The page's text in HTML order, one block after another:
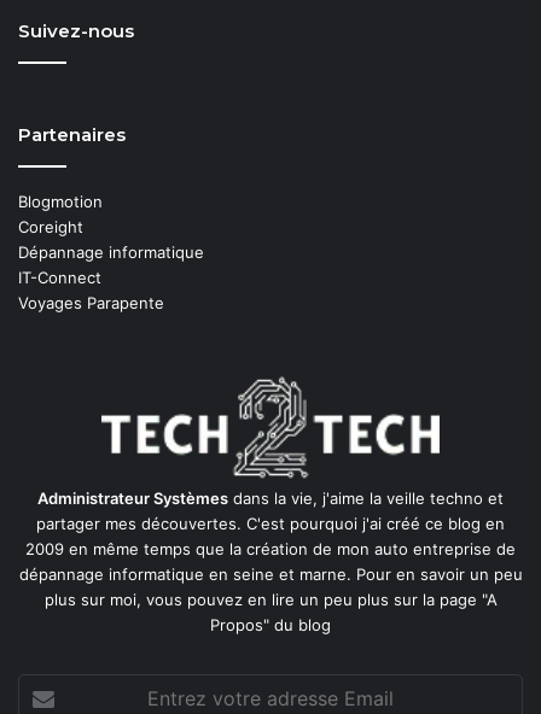
Suivez-nous
Partenaires
Blogmotion
Coreight
Dépannage informatique
IT-Connect
Voyages Parapente
Administrateur Systèmes dans la vie, j'aime la veille techno et
partager mes découvertes. C'est pourquoi j'ai créé ce blog en
2009 en même temps que la création de mon auto entreprise de
dépannage informatique en seine et marne. Pour en savoir un peu
plus sur moi, vous pouvez en lire un peu plus sur la page "A
Propos" du blog